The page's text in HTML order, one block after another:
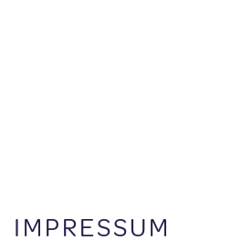
IMPRESSUM